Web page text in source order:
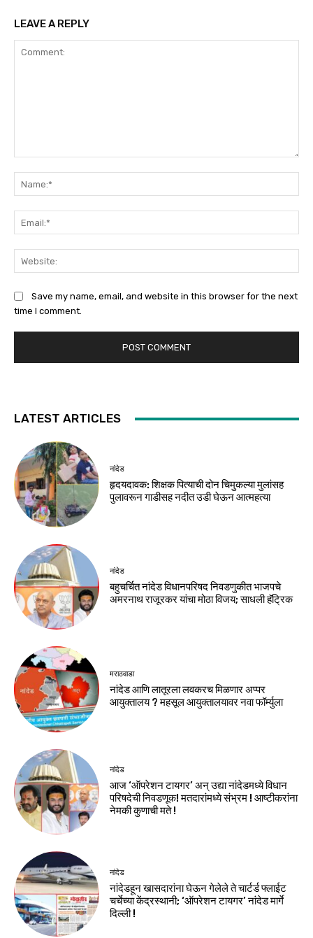
LEAVE A REPLY
Save my name, email, and website in this browser for the next
time I comment.
LATEST ARTICLES
नांदेड
हृदयदावक: शिक्षक पित्याची दोन चिमुकल्या मुलांसह
पुलावरून गाडीसह नदीत उडी घेऊन आत्महत्या
नांदेड
बहुचर्चित नांदेड विधानपरिषद निवडणुकीत भाजपचे
अमरनाथ राजूरकर यांचा मोठा विजय; साधली हॅट्रिक
मराठवाडा
नांदेड आणि लातूरला लवकरच मिळणार अप्पर
आयुक्तालय ? महसूल आयुक्तालयावर नवा फॉर्म्युला
नांदेड
आज ‘ऑपरेशन टायगर’ अन् उद्या नांदेडमध्ये विधान
परिषदेची निवडणूक! मतदारांमध्ये संभ्रम ! आष्टीकरांना
नेमकी कुणाची मते !
नांदेड
नांदेडहून खासदारांना घेऊन गेलेले ते चार्टर्ड फ्लाईट
चर्चेच्या केंद्रस्थानी; ‘ऑपरेशन टायगर’ नांदेड मार्गे
दिल्ली !